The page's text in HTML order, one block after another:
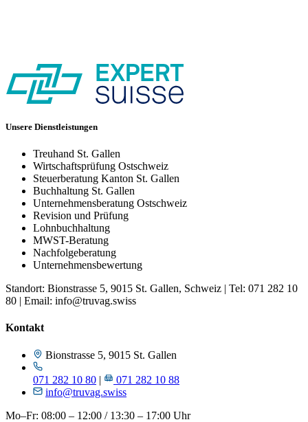
Unsere Dienstleistungen
Treuhand St. Gallen
Wirtschaftsprüfung Ostschweiz
Steuerberatung Kanton St. Gallen
Buchhaltung St. Gallen
Unternehmensberatung Ostschweiz
Revision und Prüfung
Lohnbuchhaltung
MWST-Beratung
Nachfolgeberatung
Unternehmensbewertung
Standort: Bionstrasse 5, 9015 St. Gallen, Schweiz | Tel: 071 282 10
80 | Email: info@truvag.swiss
Kontakt
Bionstrasse 5, 9015 St. Gallen
071 282 10 80 |
071 282 10 88
info@truvag.swiss
Mo–Fr: 08:00 – 12:00 / 13:30 – 17:00 Uhr